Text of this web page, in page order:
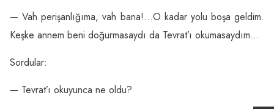
— Vah perişanlığıma, vah bana!…O kadar yolu boşa geldim.
Keşke annem beni doğurmasaydı da Tevrat’ı okumasaydım…
Sordular:
— Tevrat’ı okuyunca ne oldu?